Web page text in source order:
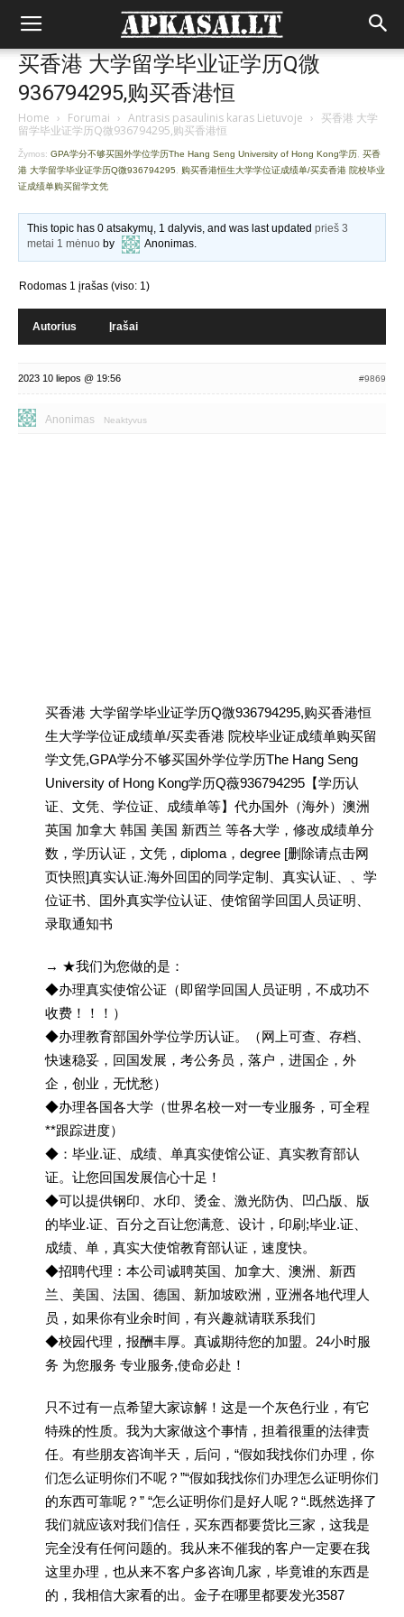
买香港 大学留学毕业证学历Q微
936794295,购买香港恒
Home › Forumai › Antrasis pasaulinis karas Lietuvoje › 买香港 大学
留学毕业证学历Q微936794295,购买香港恒
Žymos: GPA学分不够买国外学位学历The Hang Seng University of Hong Kong学历 买香
港 大学留学毕业证学历Q微936794295
购买香港恒生大学学位证成绩单/买卖香港 院校毕业
证成绩单购买留学文凭
This topic has 0 atsakymų, 1 dalyvis, and was last updatedprieš 3
metai 1 mėnuo by Anonimas.
Rodomas 1 įrašas (viso: 1)
Autorius Įrašai
2023 10 liepos @ 19:56 #9869
Anonimas Neaktyvus
买香港 大学留学毕业证学历Q微936794295,购买香港恒
生大学学位证成绩单/买卖香港 院校毕业证成绩单购买留
学文凭,GPA学分不够买国外学位学历The Hang Seng
University of Hong Kong学历Q薇936794295【学历认
证、文凭、学位证、成绩单等】代办国外（海外）澳洲
英国 加拿大 韩国 美国 新西兰 等各大学，修改成绩单分
数，学历认证，文凭，diploma，degree [删除请点击网
页快照]真实认证.海外回囯的同学定制、真实认证、、学
位证书、囯外真实学位认证、使馆留学回囯人员证明、
录取通知书
→ ★我们为您做的是：
◆办理真实使馆公证（即留学回国人员证明，不成功不
收费！！！）
◆办理教育部国外学位学历认证。（网上可查、存档、
快速稳妥，回国发展，考公务员，落户，进国企，外
企，创业，无忧愁）
◆办理各国各大学（世界名校一对一专业服务，可全程
**跟踪进度）
◆：毕业.证、成绩、单真实使馆公证、真实教育部认
证。让您回国发展信心十足！
◆可以提供钢印、水印、烫金、激光防伪、凹凸版、版
的毕业.证、百分之百让您满意、设计，印刷;毕业.证、
成绩、单，真实大使馆教育部认证，速度快。
◆招聘代理：本公司诚聘英国、加拿大、澳洲、新西
兰、美国、法国、德国、新加坡欧洲，亚洲各地代理人
员，如果你有业余时间，有兴趣就请联系我们
◆校园代理，报酬丰厚。真诚期待您的加盟。24小时服
务 为您服务 专业服务,使命必赴！
只不过有一点希望大家谅解！这是一个灰色行业，有它
特殊的性质。我为大家做这个事情，担着很重的法律责
任。有些朋友咨询半天，后问，“假如我找你们办理，你
们怎么证明你们不呢？”“假如我找你们办理怎么证明你们
的东西可靠呢？” “怎么证明你们是好人呢？“.既然选择了
我们就应该对我们信任，买东西都要货比三家，这我是
完全没有任何问题的。我从来不催我的客户一定要在我
这里办理，也从来不客户多咨询几家，毕竟谁的东西是
的，我相信大家看的出。金子在哪里都要发光3587